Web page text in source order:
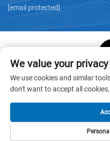
[email protected]
Copyright © Huizhou Star
Wszelkie prawa zastrzeżone -
We value your privacy
We use cookies and similar
don't want to accept all